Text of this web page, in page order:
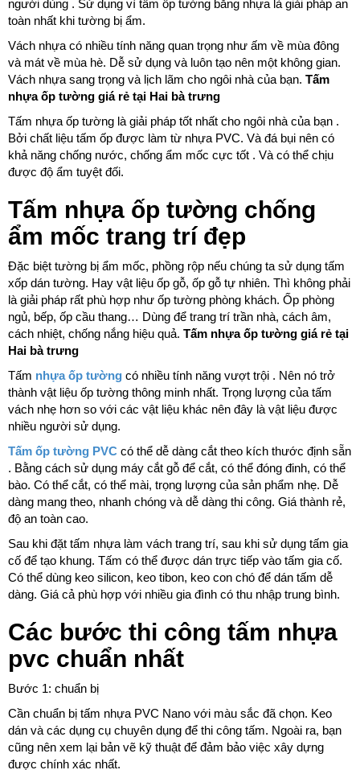
người dùng . Sử dụng vì tấm ốp tường bằng nhựa là giải pháp an
toàn nhất khi tường bị ẩm.
Vách nhựa có nhiều tính năng quan trọng như ấm về mùa đông
và mát về mùa hè. Dễ sử dụng và luôn tạo nên một không gian.
Vách nhựa sang trọng và lịch lãm cho ngôi nhà của bạn. Tấm
nhựa ốp tường giá rẻ tại Hai bà trưng
Tấm nhựa ốp tường là giải pháp tốt nhất cho ngôi nhà của bạn .
Bởi chất liệu tấm ốp được làm từ nhựa PVC. Và đá bụi nên có
khả năng chống nước, chống ẩm mốc cực tốt . Và có thể chịu
được độ ẩm tuyệt đối.
Tấm nhựa ốp tường chống
ẩm mốc trang trí đẹp
Đặc biệt tường bị ẩm mốc, phồng rộp nếu chúng ta sử dụng tấm
xốp dán tường. Hay vật liệu ốp gỗ, ốp gỗ tự nhiên. Thì không phải
là giải pháp rất phù hợp như ốp tường phòng khách. Ốp phòng
ngủ, bếp, ốp cầu thang… Dùng để trang trí trần nhà, cách âm,
cách nhiệt, chống nắng hiệu quả. Tấm nhựa ốp tường giá rẻ tại
Hai bà trưng
Tấm nhựa ốp tường có nhiều tính năng vượt trội . Nên nó trở
thành vật liệu ốp tường thông minh nhất. Trọng lượng của tấm
vách nhẹ hơn so với các vật liệu khác nên đây là vật liệu được
nhiều người sử dụng.
Tấm ốp tường PVC có thể dễ dàng cắt theo kích thước định sẵn
. Bằng cách sử dụng máy cắt gỗ để cắt, có thể đóng đinh, có thể
bào. Có thể cắt, có thể mài, trọng lượng của sản phẩm nhẹ. Dễ
dàng mang theo, nhanh chóng và dễ dàng thi công. Giá thành rẻ,
độ an toàn cao.
Sau khi đặt tấm nhựa làm vách trang trí, sau khi sử dụng tấm gia
cố để tạo khung. Tấm có thể được dán trực tiếp vào tấm gia cố.
Có thể dùng keo silicon, keo tibon, keo con chó để dán tấm dễ
dàng. Giá cả phù hợp với nhiều gia đình có thu nhập trung bình.
Các bước thi công tấm nhựa
pvc chuẩn nhất
Bước 1: chuẩn bị
Cần chuẩn bị tấm nhựa PVC Nano với màu sắc đã chọn. Keo
dán và các dụng cụ chuyên dụng để thi công tấm. Ngoài ra, bạn
cũng nên xem lại bản vẽ kỹ thuật để đảm bảo việc xây dựng
được chính xác nhất.